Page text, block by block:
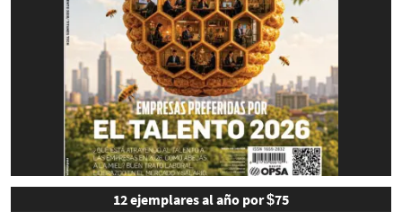
12 ejemplares al año por $75